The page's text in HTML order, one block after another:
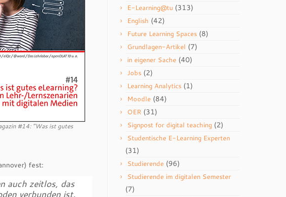
#14: “Was ist gutes
fest:
auch zeitlos, das
verbunden ist.
E-Learning@tu (313)
English (42)
Future Learning Spaces (8)
Grundlagen-Artikel (7)
in eigener Sache (40)
Jobs (2)
Learning Analytics (1)
Moodle (84)
OER (31)
Signpost for digital teaching (2)
Studentische E-Learning Experten
(31)
Studierende (96)
Studierende im digitalen Semester
(7)